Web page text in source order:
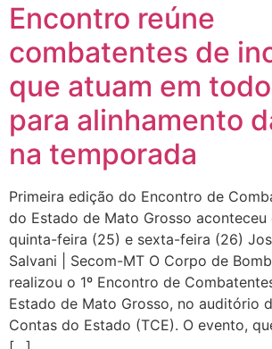
Encontro reúne
combatentes de
que atuam em
para alinhamento
na temporada
Primeira edição do Encontro de
do Estado de Mato Grosso aconteceu
quinta-feira (25) e sexta-feira (26)
Salvani | Secom-MT O Corpo de
realizou o 1º Encontro de
Estado de Mato Grosso, no auditório
Contas do Estado (TCE). O evento,